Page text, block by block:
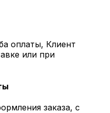
оплаты, Клиент
или при
заказа, с